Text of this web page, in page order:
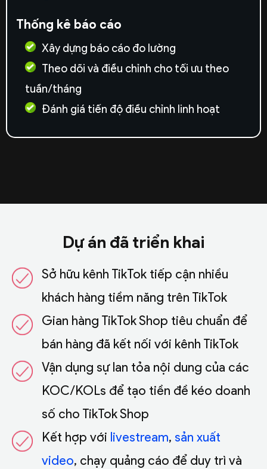
Thống kê báo cáo
Xây dựng báo cáo đo lường
Theo dõi và điều chỉnh cho tối ưu theo
tuần/tháng
Đánh giá tiến độ điều chỉnh linh hoạt
Dự án đã triển khai
Sở hữu kênh TikTok tiếp cận nhiều
khách hàng tiềm năng trên TikTok
Gian hàng TikTok Shop tiêu chuẩn để
bán hàng đã kết nối với kênh TikTok
Vận dụng sự lan tỏa nội dung của các
KOC/KOLs để tạo tiền đề kéo doanh
số cho TikTok Shop
Kết hợp với livestream, sản xuất
video, chạy quảng cáo để duy trì và